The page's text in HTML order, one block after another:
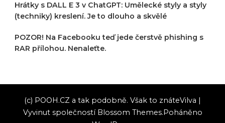
Hrátky s DALL E 3 v ChatGPT: Umělecké styly a styly
(techniky) kreslení. Je to dlouho a skvělé
POZOR! Na Facebooku teď jede čerstvě phishing s
RAR přílohou. Nenaleťte.
(c) POOH.CZ a tak podobně. Však to znáteVilva |
Vyvinut společností Blossom Themes.Poháněno